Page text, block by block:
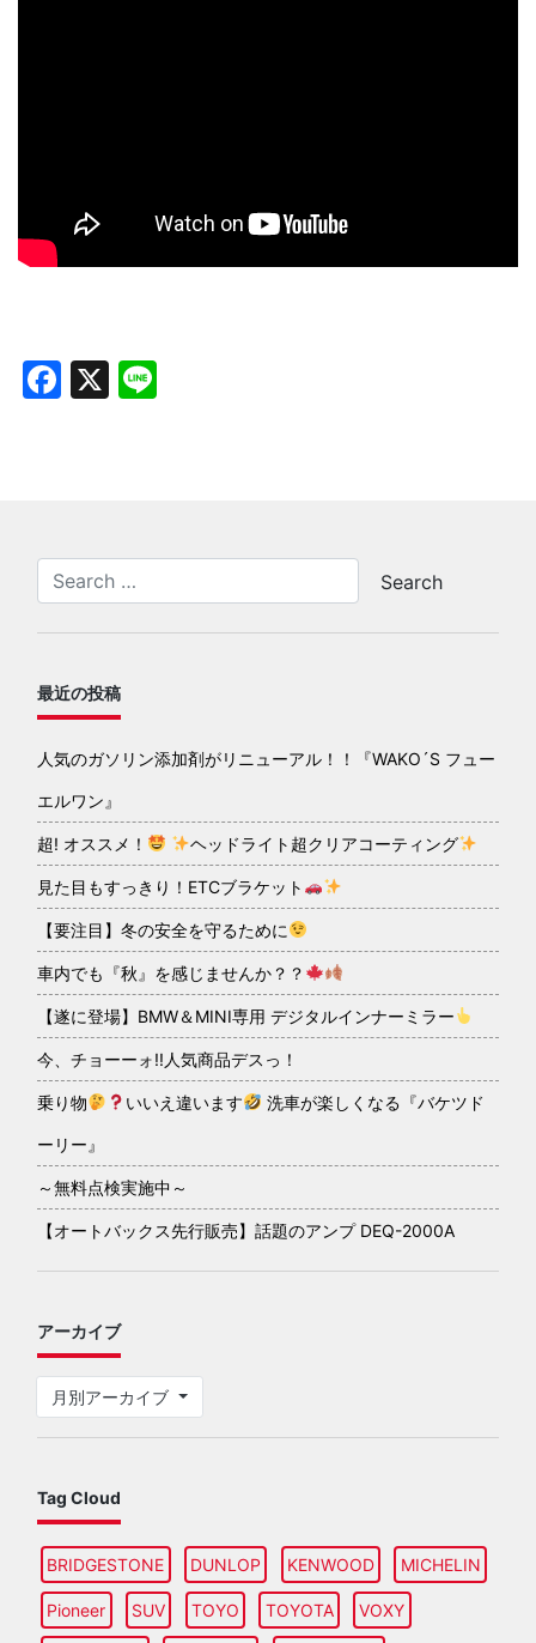
Facebook
X
最近の投稿
人気のガソリン添加剤がリニューアル！！『WAKO´S フュー
エルワン』
超! オススメ！ ヘッドライト超クリアコーティング
見た目もすっきり！ETCブラケット
【要注目】冬の安全を守るために
車内でも『秋』を感じませんか？？
【遂に登場】BMW＆MINI専用 デジタルインナーミラー
今、チョーーォ!!人気商品デスっ！
乗り物 いいえ違います 洗車が楽しくなる『バケツド
ーリー』
～無料点検実施中～
【オートバックス先行販売】話題のアンプ DEQ-2000A
アーカイブ
月別アーカイブ
Tag Cloud
BRIDGESTONE DUNLOP KENWOOD MICHELIN
Pioneer SUV TOYO TOYOTA VOXY